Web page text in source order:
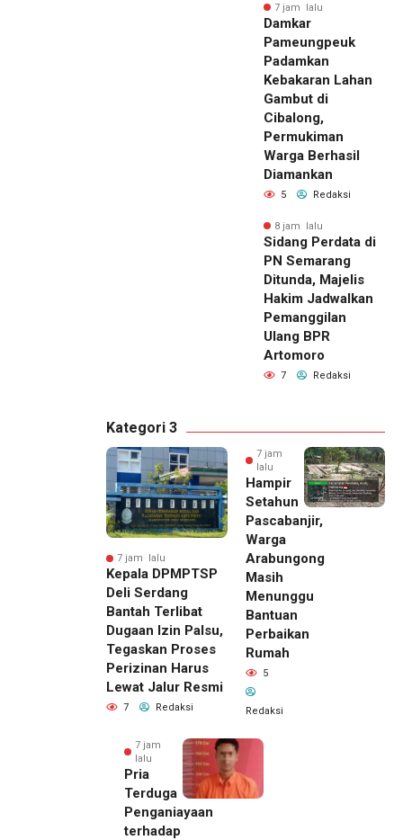
7 jam lalu
Damkar
Pameungpeuk
Padamkan
Kebakaran Lahan
Gambut di
Cibalong,
Permukiman
Warga Berhasil
Diamankan
5 Redaksi
8 jam lalu
Sidang Perdata di
PN Semarang
Ditunda, Majelis
Hakim Jadwalkan
Pemanggilan
Ulang BPR
Artomoro
7 Redaksi
Kategori 3
7 jam lalu
Kepala DPMPTSP
Deli Serdang
Bantah Terlibat
Dugaan Izin Palsu,
Tegaskan Proses
Perizinan Harus
Lewat Jalur Resmi
7 Redaksi
7 jam
lalu
Hampir
Setahun
Pascabanjir,
Warga
Arabungong
Masih
Menunggu
Bantuan
Perbaikan
Rumah
5
Redaksi
7 jam
lalu
Pria
Terduga
Penganiayaan
terhadap